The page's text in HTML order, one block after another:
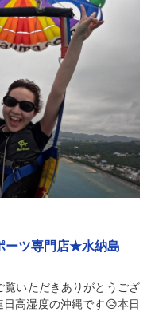
ーツ専門店★水納島
いただきありがとうござ
高湿度の沖縄です😥本日